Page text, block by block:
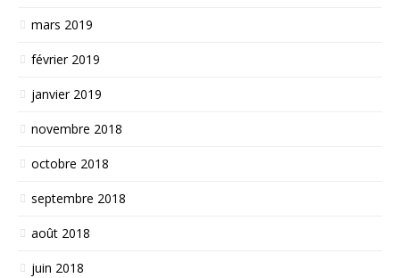
mars 2019
février 2019
janvier 2019
novembre 2018
octobre 2018
septembre 2018
août 2018
juin 2018